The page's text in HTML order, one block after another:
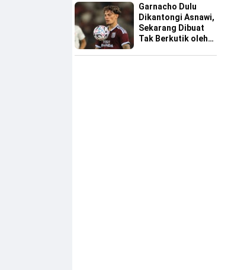
Garnacho Dulu
Dikantongi Asnawi,
Sekarang Dibuat
Tak Berkutik oleh